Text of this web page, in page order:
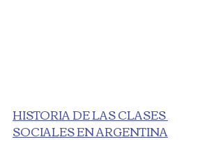
HISTORIA DE LAS CLASES
SOCIALES EN ARGENTINA